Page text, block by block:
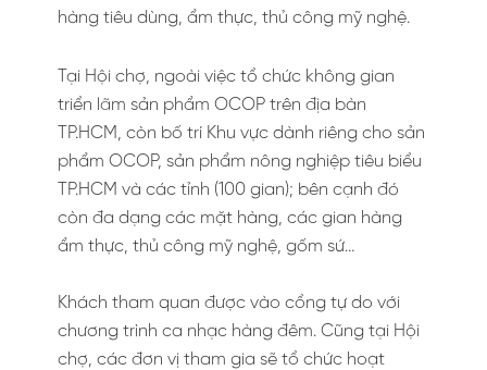
hàng tiêu dùng, ẩm thực, thủ công mỹ nghệ.
Tại Hội chợ, ngoài việc tổ chức không gian
triển lãm sản phẩm OCOP trên địa bàn
TP.HCM, còn bố trí Khu vực dành riêng cho sản
phẩm OCOP, sản phẩm nông nghiệp tiêu biểu
TP.HCM và các tỉnh (100 gian); bên cạnh đó
còn đa dạng các mặt hàng, các gian hàng
ẩm thực, thủ công mỹ nghệ, gốm sứ…
Khách tham quan được vào cổng tự do với
chương trình ca nhạc hàng đêm. Cũng tại Hội
chợ, các đơn vị tham gia sẽ tổ chức hoạt